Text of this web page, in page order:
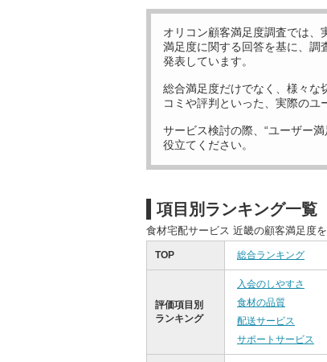
オリコン顧客満足度調査では、
満足度に関する回答を基に、調
発表しています。
総合満足度だけでなく、様々な
コミや評判といった、実際のユ
サービス検討の際、“ユーザー
役立てください。
項目別ランキング一覧
食材宅配サービス 近畿の顧客満足度
TOP 総合ランキング
評価項目別
ランキング
入会のしやすさ
食材の品質
配送サービス
サポートサービス